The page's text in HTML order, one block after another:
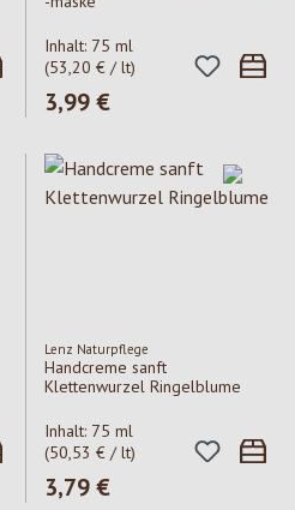
Inhalt: 75 ml
(53,20 € / lt)
Regulärer Preis:
3,99 €
Lenz Naturpflege
Handcreme sanft
Klettenwurzel Ringelblume
Inhalt: 75 ml
(50,53 € / lt)
Regulärer Preis:
3,79 €